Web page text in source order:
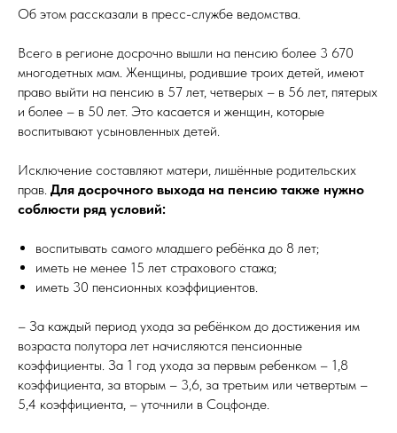
Об этом рассказали в пресс-службе ведомства.
Всего в регионе досрочно вышли на пенсию более 3 670
многодетных мам. Женщины, родившие троих детей, имеют
право выйти на пенсию в 57 лет, четверых – в 56 лет, пятерых
и более – в 50 лет. Это касается и женщин, которые
воспитывают усыновленных детей.
Исключение составляют матери, лишённые родительских
прав. Для досрочного выхода на пенсию также нужно
соблюсти ряд условий:
воспитывать самого младшего ребёнка до 8 лет;
иметь не менее 15 лет страхового стажа;
иметь 30 пенсионных коэффициентов.
– За каждый период ухода за ребёнком до достижения им
возраста полутора лет начисляются пенсионные
коэффициенты. За 1 год ухода за первым ребенком – 1,8
коэффициента, за вторым – 3,6, за третьим или четвертым –
5,4 коэффициента, – уточнили в Соцфонде.